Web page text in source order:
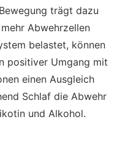
trägt dazu
Abwehrzellen
belastet, können
positiver Umgang mit
einen Ausgleich
Schlaf die Abwehr
und Alkohol.